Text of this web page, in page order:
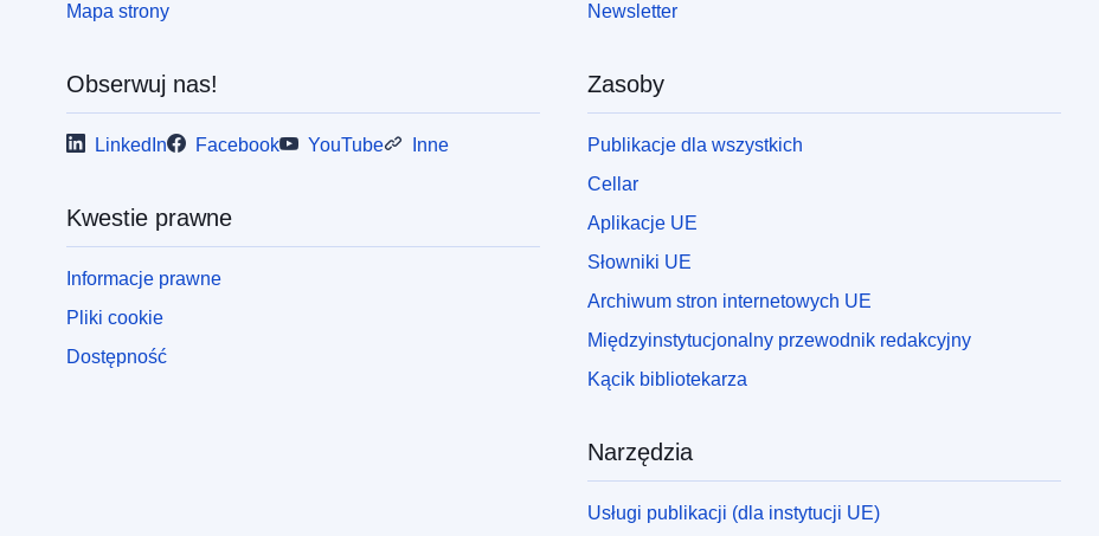
Mapa strony
Obserwuj nas!
LinkedIn Facebook YouTube Inne
Kwestie prawne
Informacje prawne
Pliki cookie
Dostępność
Newsletter
Zasoby
Publikacje dla wszystkich
Cellar
Aplikacje UE
Słowniki UE
Archiwum stron internetowych UE
Międzyinstytucjonalny przewodnik redakcyjny
Kącik bibliotekarza
Narzędzia
Usługi publikacji (dla instytucji UE)